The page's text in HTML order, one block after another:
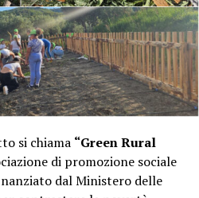
si chiama “Green Rural
di promozione sociale
dal Ministero delle